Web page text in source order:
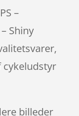
–
Shiny
cykeludstyr
billeder